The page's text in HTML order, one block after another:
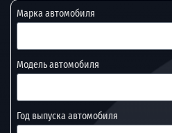
Марка автомобиля
Модель автомобиля
Год выпуска автомобиля